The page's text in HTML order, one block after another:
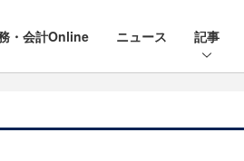
・会計Online ニュース 記事